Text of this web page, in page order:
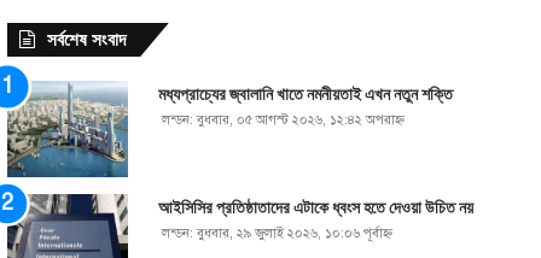
সর্বশেষ সংবাদ
মধ্যপ্রাচ্যের জ্বালানি খাতে নমনীয়তাই এখন নতুন শক্তি
লন্ডন: বুধবার, ০৫ আগস্ট ২০২৬, ১২:৪২ অপরাহ্ণ
আইসিসির প্রতিষ্ঠাতাদের এটাকে ধ্বংস হতে দেওয়া উচিত নয়
লন্ডন: বুধবার, ২৯ জুলাই ২০২৬, ১০:০৬ পূর্বাহ্ণ